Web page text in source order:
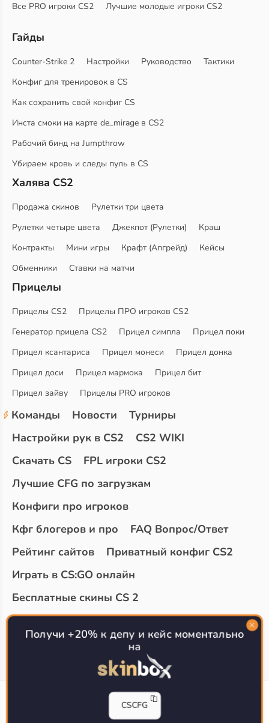
Все PRO игроки CS2
Лучшие молодые игроки CS2
Гайды
Counter-Strike 2 Настройки Руководство
Тактики
Конфиг для тренировок в CS
Как сохранить свой конфиг CS
Инста смоки на карте de_mirage в CS2
Рабочий бинд на Jumpthrow
Убираем кровь и следы пуль в CS
Халява CS2
Продажа скинов
Рулетки три цвета
Рулетки четыре цвета
Джекпот (Рулетки)
Краш
Контракты
Мини игры Крафт (Апгрейд)
Кейсы
Обменники
Ставки на матчи
Прицелы
Прицелы CS2
Прицелы ПРО игроков CS2
Генератор прицела CS2
Прицел симпла
Прицел поки
Прицел ксантариса
Прицел монеси
Прицел донка
Прицел доси
Прицел мармока
Прицел бит
Прицел зайву
Прицелы PRO игроков
Команды Новости
Турниры
Настройки рук в CS2
CS2 WIKI
Скачать CS
FPL игроки CS2
Лучшие CFG по загрузкам
Конфиги про игроков
Кфг блогеров и про
FAQ Вопрос/Ответ
Рейтинг сайтов
Приватный конфиг CS2
Играть в CS:GO онлайн
Бесплатные скины CS 2
Топ сайтов с халявой КС 2
О проекте
Получи +20% к депу и кейс моментально
на
CSCFG